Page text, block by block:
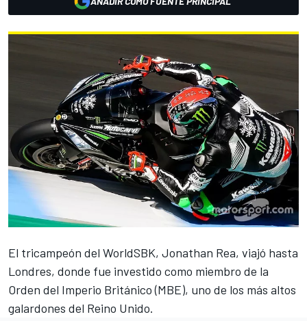
El tricampeón del WorldSBK, Jonathan Rea, viajó hasta
Londres, donde fue investido como miembro de la
Orden del Imperio Británico (MBE), uno de los más altos
galardones del Reino Unido.